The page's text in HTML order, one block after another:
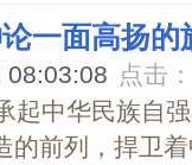
一面高扬的
08:03:08 点击：
起中华民族自
的前列，捍卫